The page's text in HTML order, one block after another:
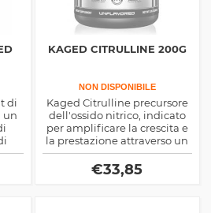
di
un
e
KAGED CITRULLINE 200G
NON DISPONIBILE
Kaged Citrulline precursore
dell'ossido nitrico, indicato
per amplificare la crescita e
la prestazione attraverso un
maggiore pompaggio
muscolare
€33,85